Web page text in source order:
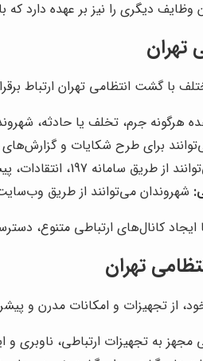
وظایف دیگری را نیز بر عهده دارد
تهران
با گشت انتظامی تهران ارتباط
تخلف یا حادثه، شهروندان می‌توانند با شماره 110 تماس
برای طرح شکایات و
پیشنهادات و تقدیرهای خود را از عملکرد نیروی انتظامی اعلام کنند.
شهروندان می‌توانند از طریق
ایجاد کانال‌های ارتباطی متنوع،
تهران
از تجهیزات و امکانات مدرن و
به تجهیزات ارتباطی، ناوبری